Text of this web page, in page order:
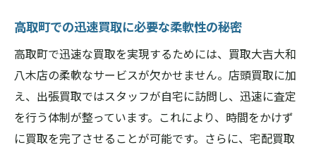
高取町での迅速買取に必要な柔軟性の秘密
高取町で迅速な買取を実現するためには、買取大吉大和
八木店の柔軟なサービスが欠かせません。店頭買取に加
え、出張買取ではスタッフが自宅に訪問し、迅速に査定
を行う体制が整っています。これにより、時間をかけず
に買取を完了させることが可能です。さらに、宅配買取